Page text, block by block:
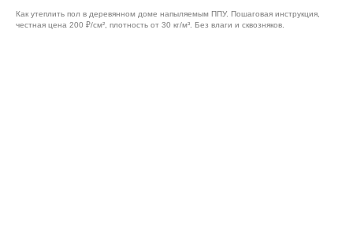
Как утеплить пол в деревянном доме напыляемым ППУ. Пошаговая инструкция,
честная цена 200 ₽/см², плотность от 30 кг/м³. Без влаги и сквозняков.